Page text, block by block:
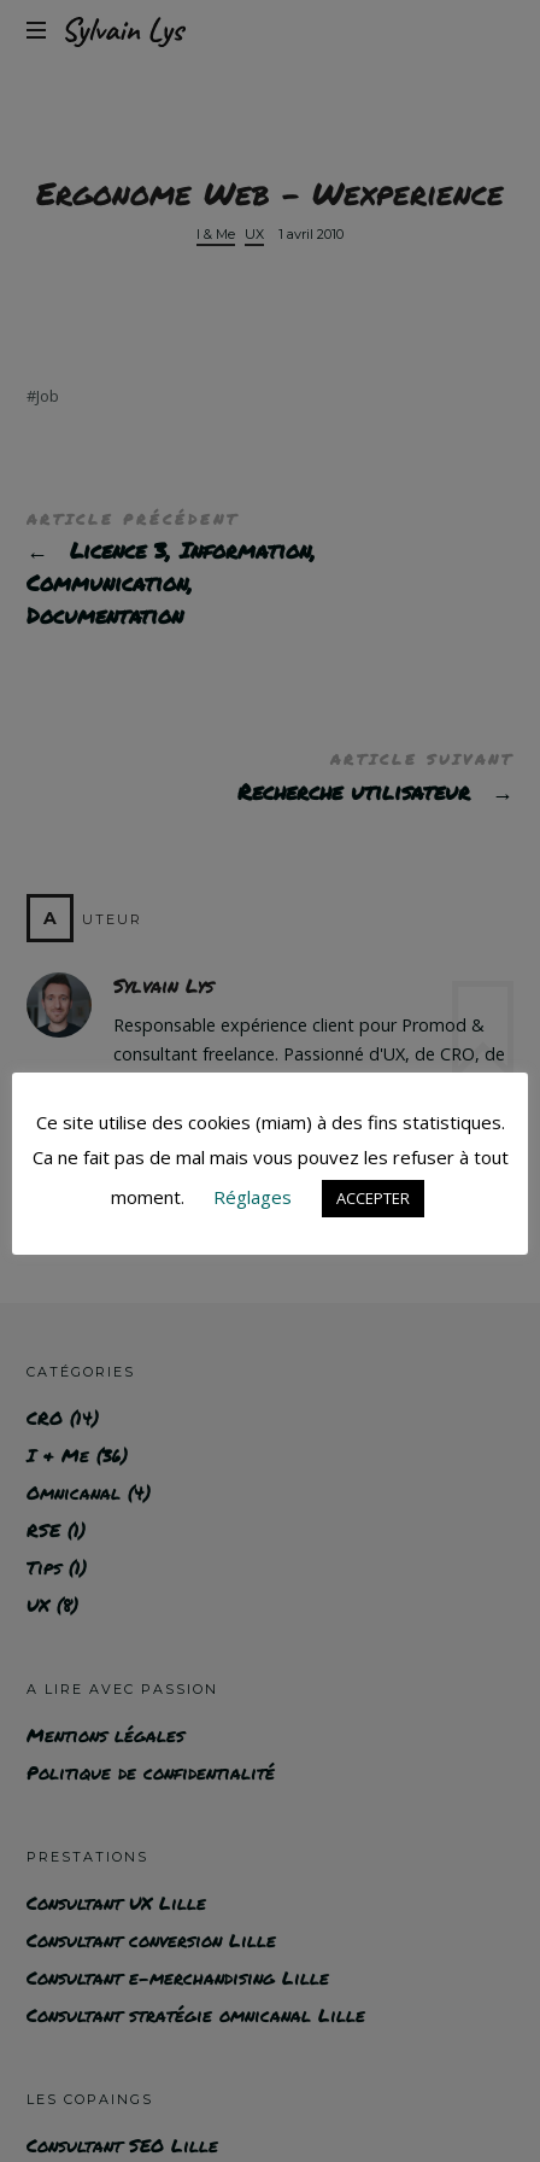
Sylvain
Expérience
client
Ergonome Web – Wexperience
I & Me UX 1 avril 2010
Job
ARTICLE PRÉCÉDENT
←
Licence 3, Information,
Communication,
Documentation
ARTICLE SUIVANT
Recherche utilisateur →
A UTEUR
Sylvain Lys
Responsable expérience client pour Promod &
consultant freelance. Passionné d'UX, de CRO, de
acronymes.
CATÉGORIES
CRO (14)
I & Me (36)
Omnicanal (4)
RSE(1)
Tips(1)
UX(8)
A LIRE AVEC PASSION
Mentions légales
Politique de confidentialité
PRESTATIONS
Consultant UX Lille
Consultant conversion Lille
Consultant e-merchandising Lille
Consultant stratégie omnicanal Lille
LES COPAINGS
Consultant SEO Lille
Ce site utilise des cookies (miam) à des fins statistiques.
Ca ne fait pas de mal mais vous pouvez les refuser à tout
moment.
Réglages ACCEPTER